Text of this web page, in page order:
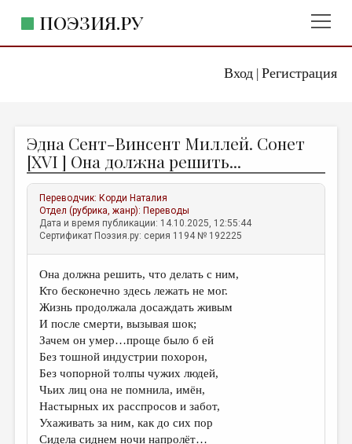
Вход| Регистрация
ПОЭЗИЯ.РУ
ЖАНРЫ
АВТОРЫ
КОММЕНТАРИИ
ЛИТСАЛОН
ПРАВИЛА САЙТА
ОТДЕЛЫ И РУБРИКИ
ИЗБРАННОЕ
ДАЙДЖЕСТ
ПРОИЗВЕДЕНИЯ
ПЕРЕВОДЫ
Эдна Сент-Винсент Миллей. Сонет
[XVI ] Она должна решить...
Переводчик: Корди Наталия
Отдел (рубрика, жанр): Переводы
Дата и время публикации: 14.10.2025, 12:55:44
Сертификат Поэзия.ру: серия 1194 № 192225
Она должна решить, что делать с ним,
Кто бесконечно здесь лежать не мог.
Жизнь продолжала досаждать живым
И после смерти, вызывая шок;
Зачем он умер…проще было б ей
Без тошной индустрии похорон,
Без чопорной толпы чужих людей,
Чьих лиц она не помнила, имён,
Настырных их расспросов и забот,
Ухаживать за ним, как до сих пор
Сидела сиднем ночи напролёт…